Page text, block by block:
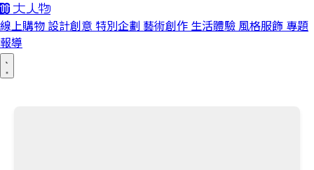
線上購物 設計創意 特別企劃 藝術創作 生活體驗 風格服飾 專題
報導